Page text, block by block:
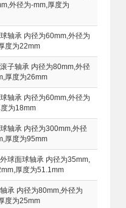
外径为-mm,厚度为
轴承 内径为60mm,外径为
度为22mm
子轴承 内径为80mm,外径
厚度为26mm
轴承 内径为60mm,外径为
为18mm
轴承 内径为300mm,外径
厚度为95mm
球面球轴承 内径为35mm,
厚度为51.1mm
承 内径为80mm,外径为
度为25mm